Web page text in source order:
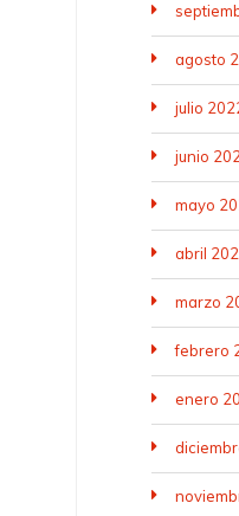
agosto
julio
junio
mayo
abril
marzo
febrero
enero